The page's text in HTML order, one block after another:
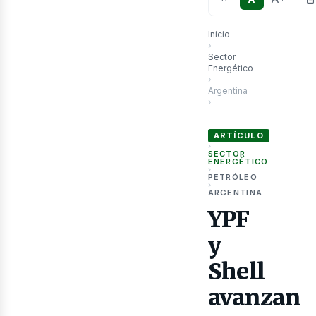
Inicio
›
Sector
Energético
›
Argentina
›
ARTÍCULO
›
SECTOR
ENERGÉTICO
›
PETRÓLEO
›
ARGENTINA
YPF
y
Shell
avanzan